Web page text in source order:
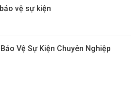
vệ sự kiện
Vệ Sự Kiện Chuyên Nghiệp